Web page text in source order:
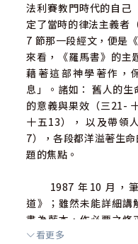
法利賽教門時代的自
定了當時的律法主義者
7 節那一段經文，便是
來看，《羅馬書》的主
藉著這部神學著作，
息」。諸如： 舊人的
的意義與果效（三21-
十五13）， 以及帶領
7），各段都洋溢著生
題的焦點。
1987 年10 月，筆
道》；雖然未能詳細講
書為藍本，作必要之修
篇幅；前後歷時四個月
看更多